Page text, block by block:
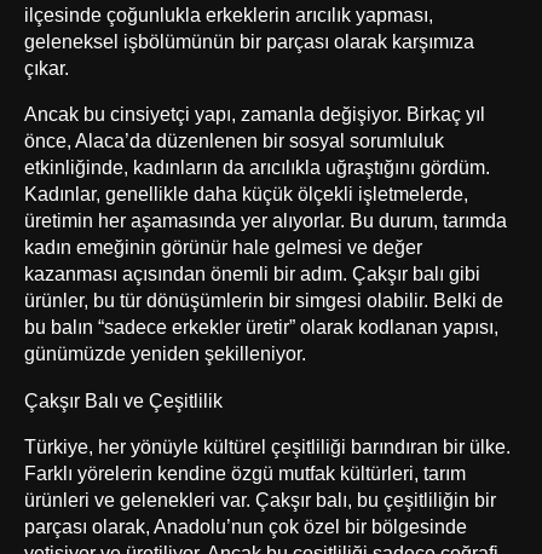
ilçesinde çoğunlukla erkeklerin arıcılık yapması,
geleneksel işbölümünün bir parçası olarak karşımıza
çıkar.
Ancak bu cinsiyetçi yapı, zamanla değişiyor. Birkaç yıl
önce, Alaca’da düzenlenen bir sosyal sorumluluk
etkinliğinde, kadınların da arıcılıkla uğraştığını gördüm.
Kadınlar, genellikle daha küçük ölçekli işletmelerde,
üretimin her aşamasında yer alıyorlar. Bu durum, tarımda
kadın emeğinin görünür hale gelmesi ve değer
kazanması açısından önemli bir adım. Çakşır balı gibi
ürünler, bu tür dönüşümlerin bir simgesi olabilir. Belki de
bu balın “sadece erkekler üretir” olarak kodlanan yapısı,
günümüzde yeniden şekilleniyor.
Çakşır Balı ve Çeşitlilik
Türkiye, her yönüyle kültürel çeşitliliği barındıran bir ülke.
Farklı yörelerin kendine özgü mutfak kültürleri, tarım
ürünleri ve gelenekleri var. Çakşır balı, bu çeşitliliğin bir
parçası olarak, Anadolu’nun çok özel bir bölgesinde